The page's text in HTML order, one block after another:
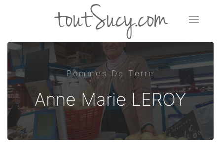
toutSucy.com
Pommes De Terre
Anne Marie LEROY